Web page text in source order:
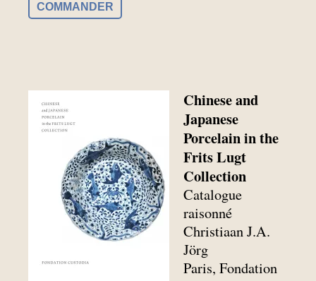
COMMANDER
Chinese and
Japanese
Porcelain in the
Frits Lugt
Collection
Catalogue
raisonné
Christiaan J.A.
Jörg
Paris, Fondation